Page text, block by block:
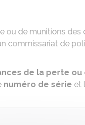
ou de munitions des
commissariat de
de la perte ou
numéro de série et